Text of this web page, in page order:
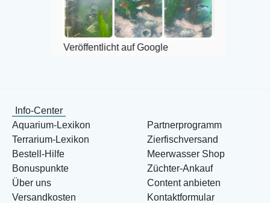
Veröffentlicht auf Google
Info-Center
Aquarium-Lexikon
Terrarium-Lexikon
Bestell-Hilfe
Bonuspunkte
Über uns
Versandkosten
Partnerprogramm
Zierfischversand
Meerwasser Shop
Züchter-Ankauf
Content anbieten
Kontaktformular